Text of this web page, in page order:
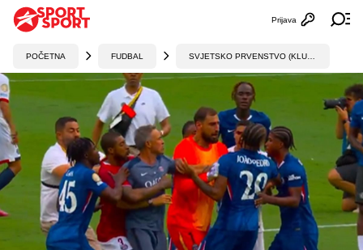
Otvori
Prijava
POČETNA FUDBAL